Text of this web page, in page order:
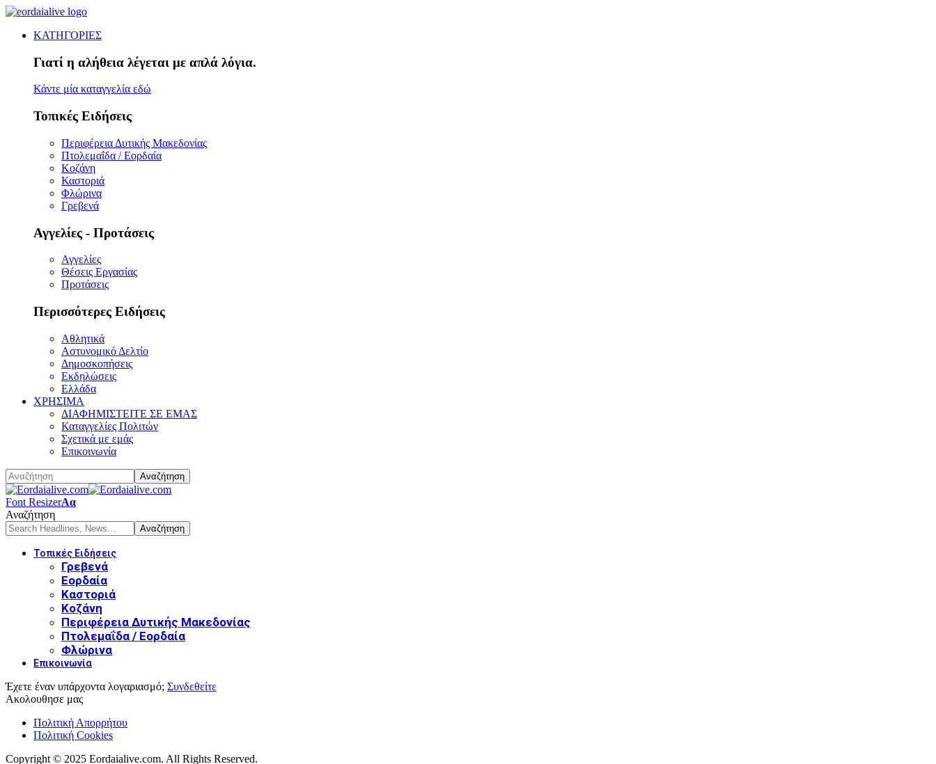
ΚΑΤΗΓΟΡΙΕΣ
Γιατί η αλήθεια λέγεται με απλά λόγια.
Κάντε μία καταγγελία εδώ
Τοπικές Ειδήσεις
Περιφέρεια Δυτικής Μακεδονίας
Πτολεμαΐδα / Εορδαία
Κοζάνη
Καστοριά
Φλώρινα
Γρεβενά
Αγγελίες - Προτάσεις
Αγγελίες
Θέσεις Εργασίας
Προτάσεις
Περισσότερες Ειδήσεις
Αθλητικά
Αστυνομικό Δελτίο
Δημοσκοπήσεις
Εκδηλώσεις
Ελλάδα
ΧΡΗΣΙΜΑ
ΔΙΑΦΗΜΙΣΤΕΙΤΕ ΣΕ ΕΜΑΣ
Καταγγελίες Πολιτών
Σχετικά με εμάς
Επικοινωνία
Font ResizerΑα
Αναζήτηση
Τοπικές Ειδήσεις
Γρεβενά
Εορδαία
Καστοριά
Κοζάνη
Περιφέρεια Δυτικής Μακεδονίας
Πτολεμαΐδα / Εορδαία
Φλώρινα
Επικοινωνία
Έχετε έναν υπάρχοντα λογαριασμό; Συνδεθείτε
Ακολουθησε μας
Πολιτική Απορρήτου
Πολιτική Cookies
Copyright © 2025 Eordaialive.com. All Rights Reserved.